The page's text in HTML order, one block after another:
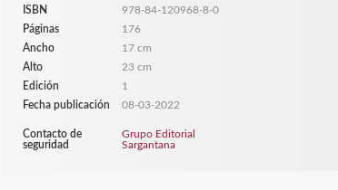
ISBN
978-84-120968-8-0
Páginas
176
Ancho
17 cm
Alto
23 cm
Edición
1
Fecha publicación
08-03-2022
Contacto de
seguridad
Grupo Editorial
Sargantana